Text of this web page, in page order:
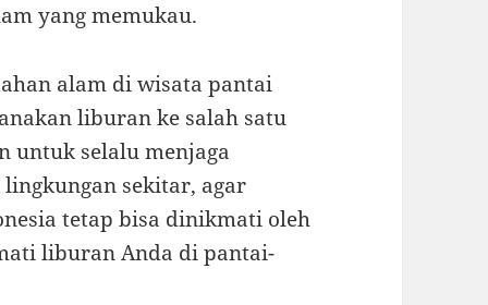
yang memukau.
alam di wisata pantai
liburan ke salah satu
untuk selalu menjaga
sekitar, agar
tetap bisa dinikmati oleh
liburan Anda di pantai-